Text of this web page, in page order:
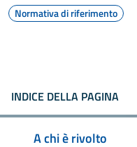
Normativa di riferimento
INDICE DELLA PAGINA
A chi è rivolto